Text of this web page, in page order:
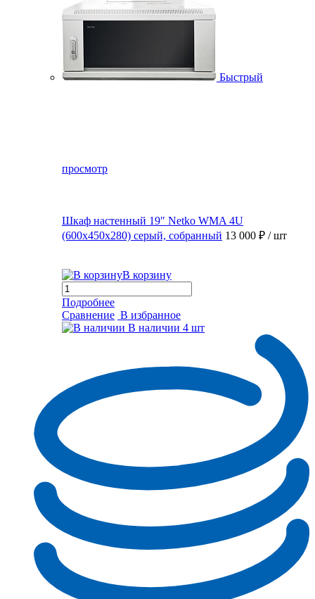
Быстрый
просмотр
Шкаф настенный 19″ Netko WMA 4U
(600x450x280) серый, собранный 13 000 ₽ / шт
В корзину
Подробнее
Сравнение В избранное
В наличии 4 шт